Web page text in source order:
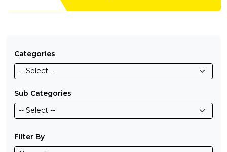
Categories
Sub Categories
Filter By